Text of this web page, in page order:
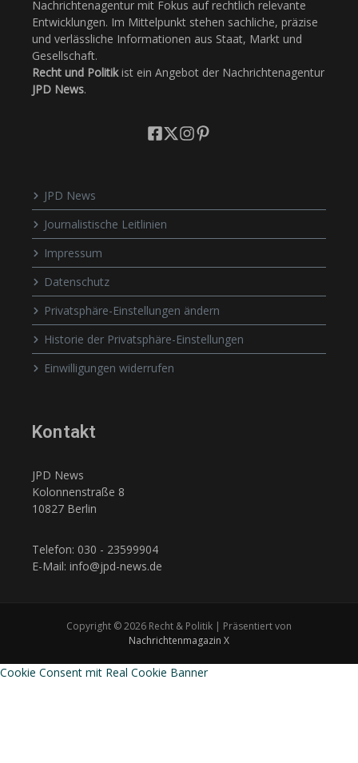
Nachrichtenagentur mit Fokus auf rechtlich relevante
Entwicklungen. Im Mittelpunkt stehen sachliche, präzise
und verlässliche Informationen aus Staat, Markt und
Gesellschaft.
Recht und Politikist ein Angebot der Nachrichtenagentur
JPD News.
JPD News
Journalistische Leitlinien
Impressum
Datenschutz
Privatsphäre-Einstellungen ändern
Historie der Privatsphäre-Einstellungen
Einwilligungen widerrufen
Kontakt
JPD News
Kolonnenstraße 8
10827 Berlin
Telefon: 030 - 23599904
E-Mail: info@jpd-news.de
Copyright © 2026 Recht & Politik | Präsentiert von
Nachrichtenmagazin X
Cookie Consent mit Real Cookie Banner